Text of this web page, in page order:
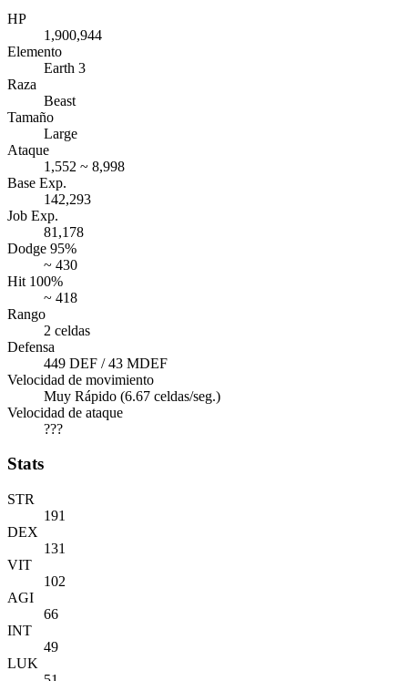
HP
1,900,944
Elemento
Earth 3
Raza
Beast
Tamaño
Large
Ataque
1,552 ~ 8,998
Base Exp.
142,293
Job Exp.
81,178
Dodge 95%
~ 430
Hit 100%
~ 418
Rango
2 celdas
Defensa
449 DEF / 43 MDEF
Velocidad de movimiento
Muy Rápido (6.67 celdas/seg.)
Velocidad de ataque
???
Stats
STR
191
DEX
131
VIT
102
AGI
66
INT
49
LUK